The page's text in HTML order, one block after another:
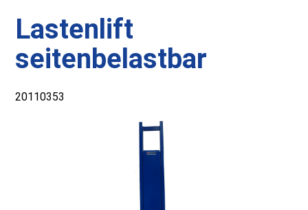
Lastenlift
seitenbelastbar
20110353